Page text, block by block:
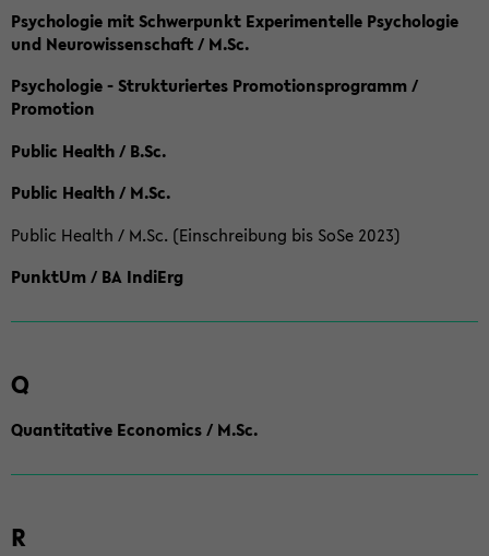
Psychologie mit Schwerpunkt Experimentelle Psychologie
und Neurowissenschaft / M.Sc.
Psychologie - Strukturiertes Promotionsprogramm /
Promotion
Public Health / B.Sc.
Public Health / M.Sc.
Public Health / M.Sc. (Einschreibung bis SoSe 2023)
PunktUm / BA IndiErg
Q
Quantitative Economics / M.Sc.
R